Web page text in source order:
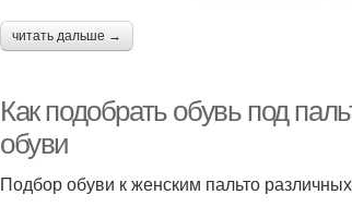
читать дальше →
Как подобрать обувь под
обуви
Подбор обуви к женским пальто